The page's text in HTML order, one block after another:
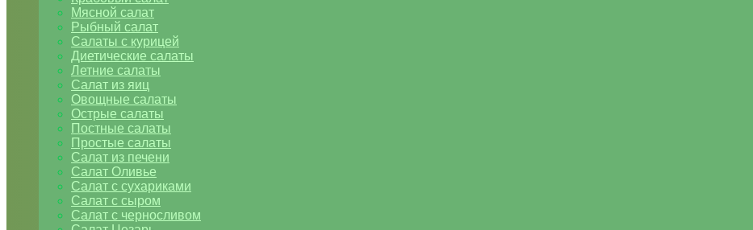
Мясной салат
Рыбный салат
Салаты с курицей
Диетические салаты
Летние салаты
Салат из яиц
Овощные салаты
Острые салаты
Постные салаты
Простые салаты
Салат из печени
Салат Оливье
Салат с сухариками
Салат с сыром
Салат с черносливом